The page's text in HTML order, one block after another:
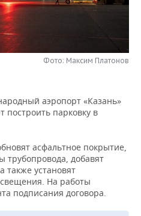
Фото: Максим Платонов
аэропорт «Казань»
парковку в
асфальтное покрытие,
трубопровода, добавят
также установят
На работы
подписания договора.